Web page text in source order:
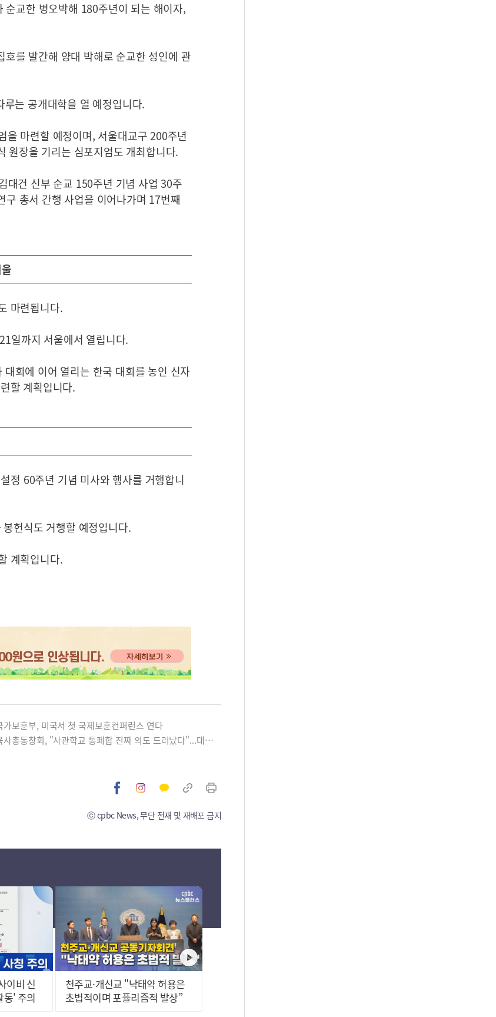
교한 병오박해 180주년이 되는 해이자,
를 발간해 양대 박해로 순교한 성인에 관
는 공개대학을 열 예정입니다.
을 마련할 예정이며, 서울대교구 200주년
원장을 기리는 심포지엄도 개최합니다.
대건 신부 순교 150주년 기념 사업 30주
총서 간행 사업을 이어나가며 17번째
마련됩니다.
일까지 서울에서 열립니다.
회에 이어 열리는 한국 대회를 농인 신자
할 계획입니다.
정 60주년 기념 미사와 행사를 거행합니
헌식도 거행할 예정입니다.
계획입니다.
가보훈부, 미국서 첫 국제보훈컨퍼런스 연다
총동창회, "사관학교 통폐합 진짜 의도 드러났다"...대통령·국방장관 정면 비판
ⓒ cpbc News, 무단 전재 및 재배포 금지
동' 주의
천주교·개신교 "낙태약 허용은
초법적이며 포퓰리즘적 발상”